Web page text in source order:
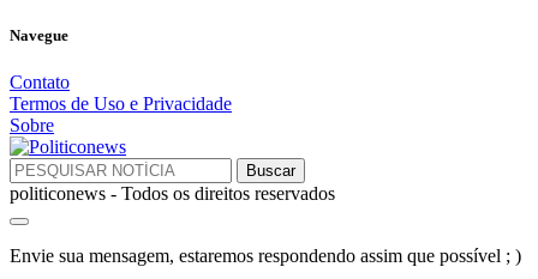
Navegue
Contato
Termos de Uso e Privacidade
Sobre
politiconews - Todos os direitos reservados
Envie sua mensagem, estaremos respondendo assim que possível ; )